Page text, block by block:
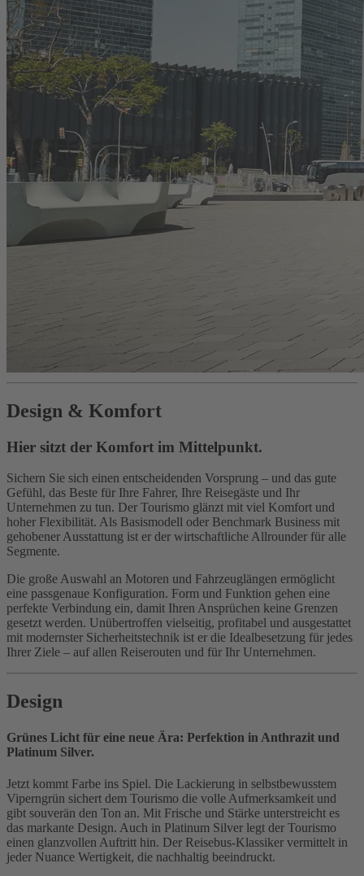
Design & Komfort
Hier sitzt der Komfort im Mittelpunkt.
Sichern Sie sich einen entscheidenden Vorsprung – und das gute
Gefühl, das Beste für Ihre Fahrer, Ihre Reisegäste und Ihr
Unternehmen zu tun. Der Tourismo glänzt mit viel Komfort und
hoher Flexibilität. Als Basismodell oder Benchmark Business mit
gehobener Ausstattung ist er der wirtschaftliche Allrounder für alle
Segmente.
Die große Auswahl an Motoren und Fahrzeuglängen ermöglicht
eine passgenaue Konfiguration. Form und Funktion gehen eine
perfekte Verbindung ein, damit Ihren Ansprüchen keine Grenzen
gesetzt werden. Unübertroffen vielseitig, profitabel und ausgestattet
mit modernster Sicherheitstechnik ist er die Idealbesetzung für jedes
Ihrer Ziele – auf allen Reiserouten und für Ihr Unternehmen.
Design
Grünes Licht für eine neue Ära: Perfektion in Anthrazit und
Platinum Silver.
Jetzt kommt Farbe ins Spiel. Die Lackierung in selbstbewusstem
Viperngrün sichert dem Tourismo die volle Aufmerksamkeit und
gibt souverän den Ton an. Mit Frische und Stärke unterstreicht es
das markante Design. Auch in Platinum Silver legt der Tourismo
einen glanzvollen Auftritt hin. Der Reisebus-Klassiker vermittelt in
jeder Nuance Wertigkeit, die nachhaltig beeindruckt.